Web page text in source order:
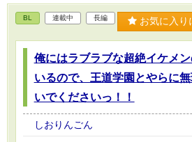
というものがある。１度目、２度目は当
実である､､､と。 そのことわざを信じ、今
ーライフを！！なんて浮かれポンチだっ
世の記憶を持ち得る人間が他にもいて、
が起きることも。 生まれ直した世界が前
世で俺を殺した勇者）がいることも。 知
っっ！！！！！！（謎ギレ）
BL 連載中 長編 お気に入り
俺にはラブラブな超絶イケメ
いるので、王道学園とやらに
いでくださいっ！！
しおりんごん